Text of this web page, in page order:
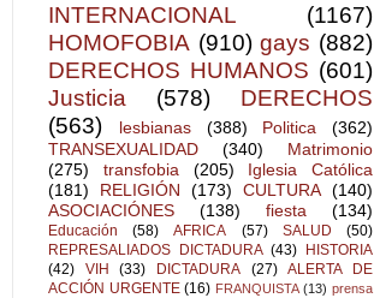
INTERNACIONAL
(1167)
HOMOFOBIA (910) gays (882)
DERECHOS HUMANOS (601)
Justicia
(578)
DERECHOS
(563)
lesbianas (388) Politica
(362)
TRANSEXUALIDAD
(340)
Matrimonio
(275)
transfobia (205)
Iglesia Católica
(181)
RELIGIÓN (173) CULTURA (140)
ASOCIACIÓNES
(138) fiesta (134)
Educación (58) AFRICA (57) SALUD
(50)
REPRESALIADOS DICTADURA (43) HISTORIA
(42)
VIH (33) DICTADURA (27)
ALERTA DE
ACCIÓN URGENTE (16) FRANQUISTA (13) prensa